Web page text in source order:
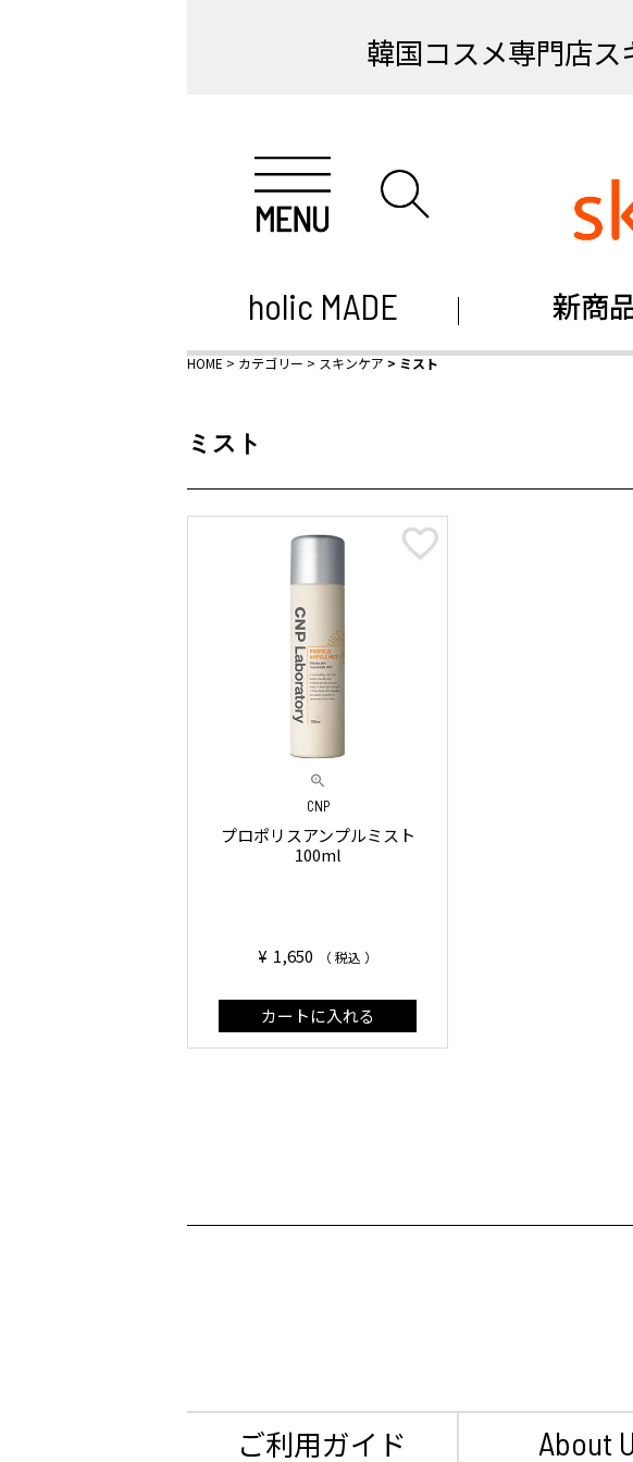
韓国コスメ専門店
holic MADE 新商
HOME カテゴリー スキンケア ミスト
ミスト
CNP
プロポリスアンプルミスト
100ml
¥ 1,650 税込
カートに入れる
ご利用ガイド About